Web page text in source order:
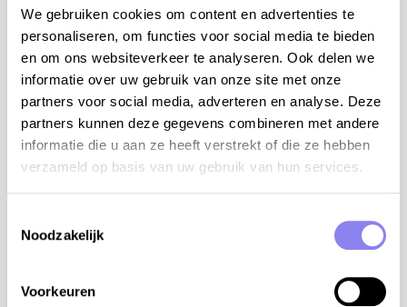
We gebruiken cookies om content en advertenties te
personaliseren, om functies voor social media te bieden
en om ons websiteverkeer te analyseren. Ook delen we
informatie over uw gebruik van onze site met onze
partners voor social media, adverteren en analyse. Deze
partners kunnen deze gegevens combineren met andere
informatie die u aan ze heeft verstrekt of die ze hebben
verzameld op basis van uw gebruik van hun services.
Noodzakelijk
Voorkeuren
Maison de vacances Villa Estelle 1
Rhône-Alpes, Ardèche, Chambonas
de €795 à €1.295 par semaine
Plus d'info